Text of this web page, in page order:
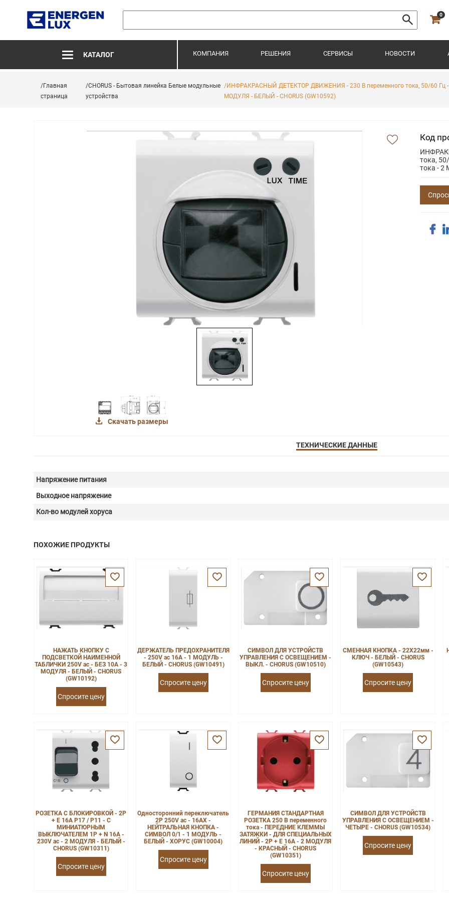
0
КАТАЛОГ КОМПАНИЯ РЕШЕНИЯ СЕРВИСЫ НОВОСТИ
/Главная
страница
/CHORUS - Бытовая линейка Белые модульные
устройства
/ИНФРАКРАСНЫЙ ДЕТЕКТОР ДВИЖЕНИЯ - 230 В переменного тока, 50/60 Гц -
МОДУЛЯ - БЕЛЫЙ - CHORUS (GW10592)
Скачать размеры
Код
тока,
тока - 2
ТЕХНИЧЕСКИЕ ДАННЫЕ
Напряжение питания
Выходное напряжение
Кол-во модулей хоруса
ПОХОЖИЕ ПРОДУКТЫ
НАЖАТЬ КНОПКУ С
ПОДСВЕТКОЙ НАИМЕННОЙ
ТАБЛИЧКИ 250V ac - БЕЗ 10A - 3
МОДУЛЯ - БЕЛЫЙ - CHORUS
(GW10192)
Спросите цену
ДЕРЖАТЕЛЬ ПРЕДОХРАНИТЕЛЯ
- 250V ac 16A - 1 МОДУЛЬ -
БЕЛЫЙ - CHORUS (GW10491)
Спросите цену
СИМВОЛ ДЛЯ УСТРОЙСТВ
УПРАВЛЕНИЯ С ОСВЕЩЕНИЕМ -
ВЫКЛ. - CHORUS (GW10510)
Спросите цену
СМЕННАЯ КНОПКА - 22X22мм -
КЛЮЧ - БЕЛЫЙ - CHORUS
(GW10543)
Спросите цену
РОЗЕТКА С БЛОКИРОВКОЙ - 2P
+ E 16A P17 / P11 - С
МИНИАТЮРНЫМ
ВЫКЛЮЧАТЕЛЕМ 1P + N 16A -
230V ac - 2 МОДУЛЯ - БЕЛЫЙ -
CHORUS (GW10311)
Спросите цену
Односторонний переключатель
2P 250V ac - 16AX -
НЕЙТРАЛЬНАЯ КНОПКА -
СИМВОЛ 0/1 - 1 МОДУЛЬ -
БЕЛЫЙ - ХОРУС (GW10004)
Спросите цену
ГЕРМАНИЯ СТАНДАРТНАЯ
РОЗЕТКА 250 В переменного
тока - ПЕРЕДНИЕ КЛЕММЫ
ЗАТЯЖКИ - ДЛЯ СПЕЦИАЛЬНЫХ
ЛИНИЙ - 2P + E 16A - 2 МОДУЛЯ
- КРАСНЫЙ - CHORUS
(GW10351)
Спросите цену
СИМВОЛ ДЛЯ УСТРОЙСТВ
УПРАВЛЕНИЯ С ОСВЕЩЕНИЕМ -
ЧЕТЫРЕ - CHORUS (GW10534)
Спросите цену